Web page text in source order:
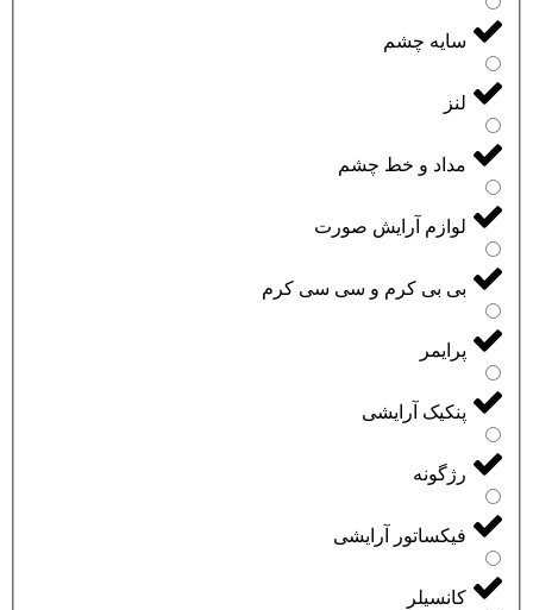
سایه چشم
لنز
مداد و خط چشم
لوازم آرایش صورت
بی بی کرم و سی سی کرم
پرایمر
پنکیک آرایشی
رژگونه
فیکساتور آرایشی
کانسیلر